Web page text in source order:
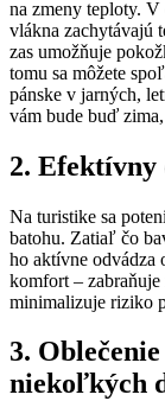
na zmeny teploty. V
vlákna zachytávajú
zas umožňuje
tomu sa môžete
pánske v jarných,
vám bude buď
2. Efektívny
Na turistike sa
batohu. Zatiaľ čo
ho aktívne odvádza
komfort – zabraňuje
minimalizuje riziko
3.
niekoľkých